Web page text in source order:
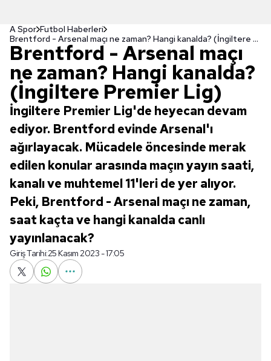
A Spor Futbol Haberleri
Brentford - Arsenal maçı ne zaman? Hangi kanalda? (İngiltere Premier Lig)
Brentford - Arsenal maçı
ne zaman? Hangi kanalda?
(İngiltere Premier Lig)
İngiltere Premier Lig'de heyecan devam
ediyor. Brentford evinde Arsenal'ı
ağırlayacak. Mücadele öncesinde merak
edilen konular arasında maçın yayın saati,
kanalı ve muhtemel 11'leri de yer alıyor.
Peki, Brentford - Arsenal maçı ne zaman,
saat kaçta ve hangi kanalda canlı
yayınlanacak?
Giriş Tarihi:25 Kasım 2023 - 17:05